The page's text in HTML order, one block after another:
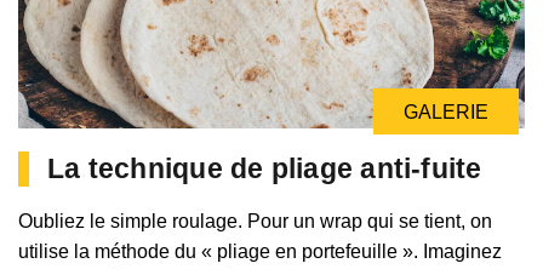
GALERIE
La technique de pliage anti-fuite
Oubliez le simple roulage. Pour un wrap qui se tient, on
utilise la méthode du « pliage en portefeuille ». Imaginez